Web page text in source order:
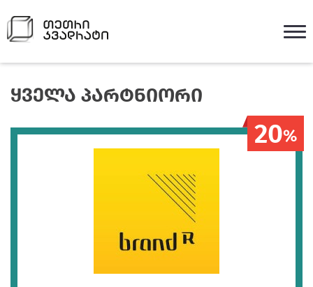
ᲧᲕᲔᲚᲐ ᲞᲐᲠᲢᲜᲘᲝᲠᲘ
20%